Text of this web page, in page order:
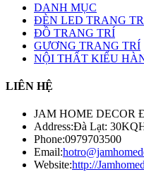
DANH MỤC
ĐÈN LED TRANG
ĐỒ TRANG TRÍ
GƯƠNG TRANG TRÍ
NỘI THẤT KIỂU
LIÊN HỆ
JAM HOME DECOR
Address:Đà Lạt:
Phone:0979703500
Email:
Website:http://